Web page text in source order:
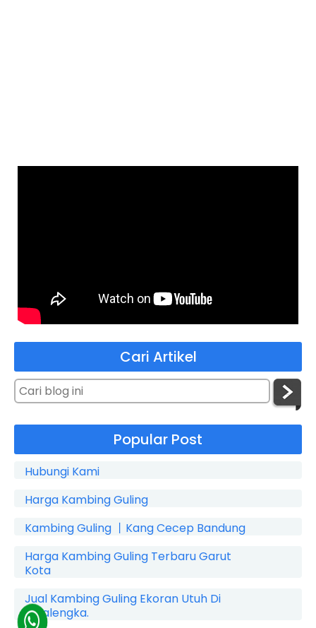
Cari Artikel
Popular Post
Hubungi Kami
Harga Kambing Guling
Kambing Guling 丨Kang Cecep Bandung
Harga Kambing Guling Terbaru Garut
Kota
Jual Kambing Guling Ekoran Utuh Di
Cicalengka.